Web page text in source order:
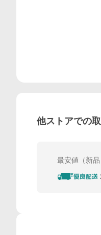
他ストアでの
最安値 （新品